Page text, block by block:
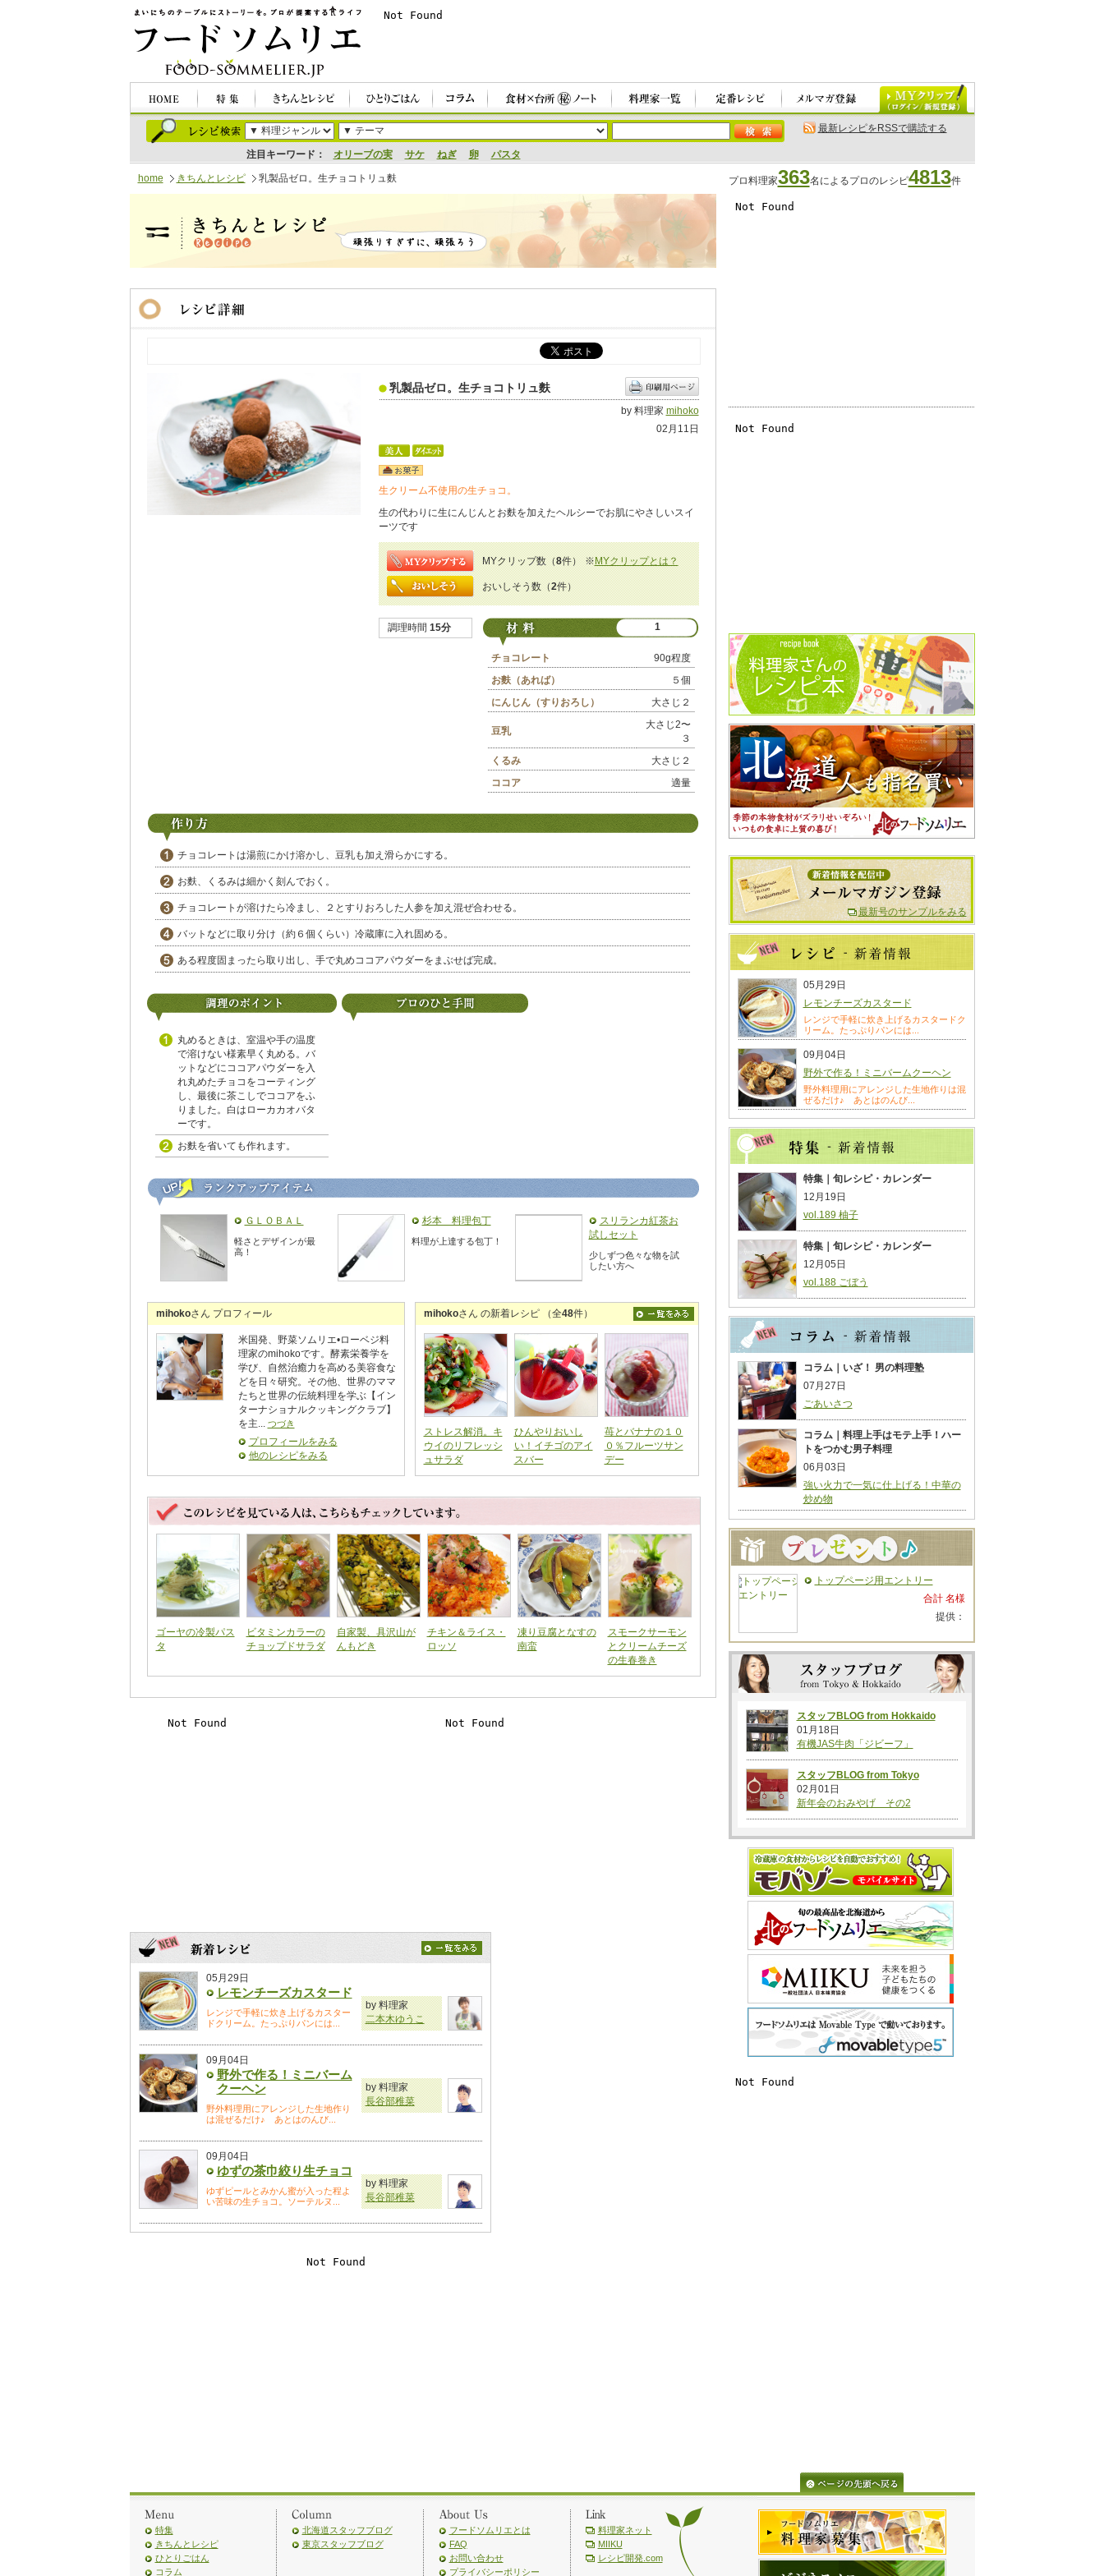
注目キーワード： オリーブの実 サケ ねぎ 卵 パスタ
最新レシピをRSSで購読する
home きちんとレシピ 乳製品ゼロ。生チョコトリュ麩 プロ料理家363名によるプロのレシピ4813件
乳製品ゼロ。生チョコトリュ麩
by 料理家 mihoko
02月11日
生クリーム不使用の生チョコ。
生の代わりに生にんじんとお麩を加えたヘルシーでお肌にやさしいスイ
ーツです
MYクリップ数（8件） ※MYクリップとは？
おいしそう数（2件）
調理時間 15分 1
チョコレート
90g程度
お麩（あれば）
５個
にんじん（すりおろし）
大さじ２
豆乳
大さじ2〜
３
くるみ
大さじ２
ココア
適量
チョコレートは湯煎にかけ溶かし、豆乳も加え滑らかにする。
お麩、くるみは細かく刻んでおく。
チョコレートが溶けたら冷まし、２とすりおろした人参を加え混ぜ合わせる。
バットなどに取り分け（約６個くらい）冷蔵庫に入れ固める。
ある程度固まったら取り出し、手で丸めココアパウダーをまぶせば完成。
丸めるときは、室温や手の温度
で溶けない様素早く丸める。バ
ットなどにココアパウダーを入
れ丸めたチョコをコーティング
し、最後に茶こしでココアをふ
りました。白はローカカオバタ
ーです。
お麩を省いても作れます。
ＧＬＯＢＡＬ
軽さとデザインが最
高！
杉本 料理包丁
料理が上達する包丁！
スリランカ紅茶お
試しセット
少しずつ色々な物を試
したい方へ
mihokoさん プロフィール
米国発、野菜ソムリエ•ローベジ料
理家のmihokoです。酵素栄養学を
学び、自然治癒力を高める美容食な
どを日々研究。その他、世界のママ
たちと世界の伝統料理を学ぶ【イン
ターナショナルクッキングクラブ】
を主... つづき
プロフィールをみる
他のレシピをみる
mihokoさん の新着レシピ （全48件）
ストレス解消。キ
ウイのリフレッシ
ュサラダ
ひんやりおいし
い！イチゴのアイ
スバー
苺とバナナの１０
０％フルーツサン
デー
ゴーヤの冷製パス
タ
ビタミンカラーの
チョップドサラダ
自家製、具沢山が
んもどき
チキン＆ライス・
ロッソ
凍り豆腐となすの
南蛮
スモークサーモン
とクリームチーズ
の生春巻き
05月29日
レモンチーズカスタード
レンジで手軽に炊き上げるカスター
ドクリーム。たっぷりパンには...
by 料理家
二本木ゆうこ
09月04日
野外で作る！ミニバーム
クーヘン
野外料理用にアレンジした生地作り
は混ぜるだけ♪ あとはのんび...
by 料理家
長谷部稚菜
09月04日
ゆずの茶巾絞り生チョコ
ゆずピールとみかん蜜が入った程よ
い苦味の生チョコ。ソーテルヌ...
by 料理家
長谷部稚菜
最新号のサンプルをみる
05月29日
レモンチーズカスタード
レンジで手軽に炊き上げるカスタードク
リーム。たっぷりパンには...
09月04日
野外で作る！ミニバームクーヘン
野外料理用にアレンジした生地作りは混
ぜるだけ♪ あとはのんび...
特集｜旬レシピ・カレンダー
12月19日
vol.189 柚子
特集｜旬レシピ・カレンダー
12月05日
vol.188 ごぼう
コラム｜いざ！ 男の料理塾
07月27日
ごあいさつ
コラム｜料理上手はモテ上手！ハー
トをつかむ男子料理
06月03日
強い火力で一気に仕上げる！中華の
炒め物
トップページ用エントリー
合計 名様
提供：
スタッフBLOG from Hokkaido
01月18日
有機JAS牛肉「ジビーフ」
スタッフBLOG from Tokyo
02月01日
新年会のおみやげ その2
特集
きちんとレシピ
ひとりごはん
コラム
北海道スタッフブログ
東京スタッフブログ
フードソムリエとは
FAQ
お問い合わせ
プライバシーポリシー
料理家ネット
MIIKU
レシピ開発.com